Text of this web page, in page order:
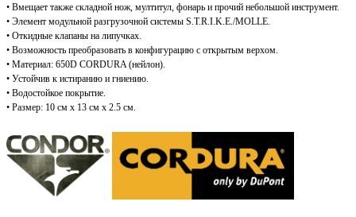
• Вмещает также складной нож, мултитул, фонарь и прочий небольшой инструмент.
• Элемент модульной разгрузочной системы S.T.R.I.K.E./MOLLE.
• Откидные клапаны на липучках.
• Возможность преобразовать в конфигурацию с открытым верхом.
• Материал: 650D CORDURA (нейлон).
• Устойчив к истиранию и гниению.
• Водостойкое покрытие.
• Размер: 10 см x 13 см x 2.5 см.